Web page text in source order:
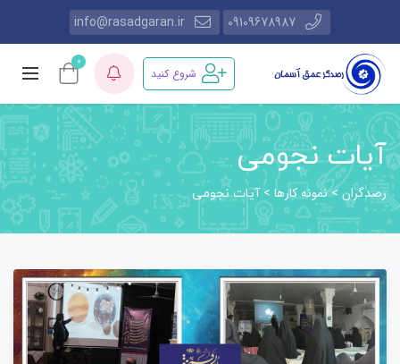
09109678987
info@rasadgaran.ir
شروع کنید
0
آیات نجومی
رصدگران>نمونه کارها >آیات نجومی